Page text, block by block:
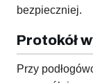
bezpieczniej.
Protokół
Przy